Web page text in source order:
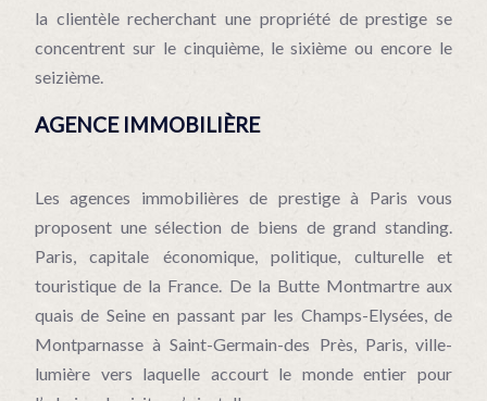
la clientèle recherchant une propriété de prestige se
concentrent sur le cinquième, le sixième ou encore le
seizième.
AGENCE IMMOBILIÈRE
Les agences immobilières de prestige à Paris vous
proposent une sélection de biens de grand standing.
Paris, capitale économique, politique, culturelle et
touristique de la France. De la Butte Montmartre aux
quais de Seine en passant par les Champs-Elysées, de
Montparnasse à Saint-Germain-des Près, Paris, ville-
lumière vers laquelle accourt le monde entier pour